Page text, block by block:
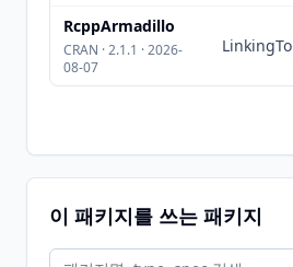
RcppArmadillo
CRAN · 2.1.1 · 2026-
08-07
LinkingTo
이 패키지를 쓰는 패키지